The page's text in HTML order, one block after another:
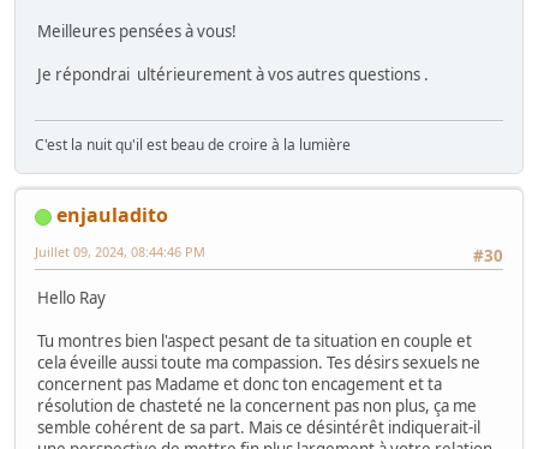
Meilleures pensées à vous!
Je répondrai ultérieurement à vos autres questions .
C'est la nuit qu'il est beau de croire à la lumière
enjauladito
#30
Juillet 09, 2024, 08:44:46 PM
Hello Ray
Tu montres bien l'aspect pesant de ta situation en couple et
cela éveille aussi toute ma compassion. Tes désirs sexuels ne
concernent pas Madame et donc ton encagement et ta
résolution de chasteté ne la concernent pas non plus, ça me
semble cohérent de sa part. Mais ce désintérêt indiquerait-il